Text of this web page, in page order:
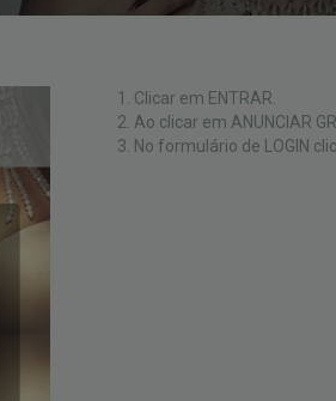
Clicar em ENTRAR.
Ao clicar em ANUNCIAR
No formulário de LOGIN